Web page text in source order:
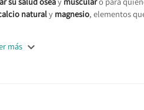
naturaly magnesio, elementos
más 